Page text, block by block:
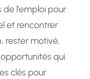
l’emploi pour
et rencontrer
rester motivé,
qui
clés pour